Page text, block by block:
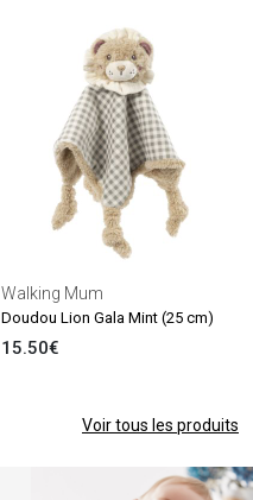
Walking Mum
Doudou Lion Gala Mint (25 cm)
15.50€
Voir tous les produits